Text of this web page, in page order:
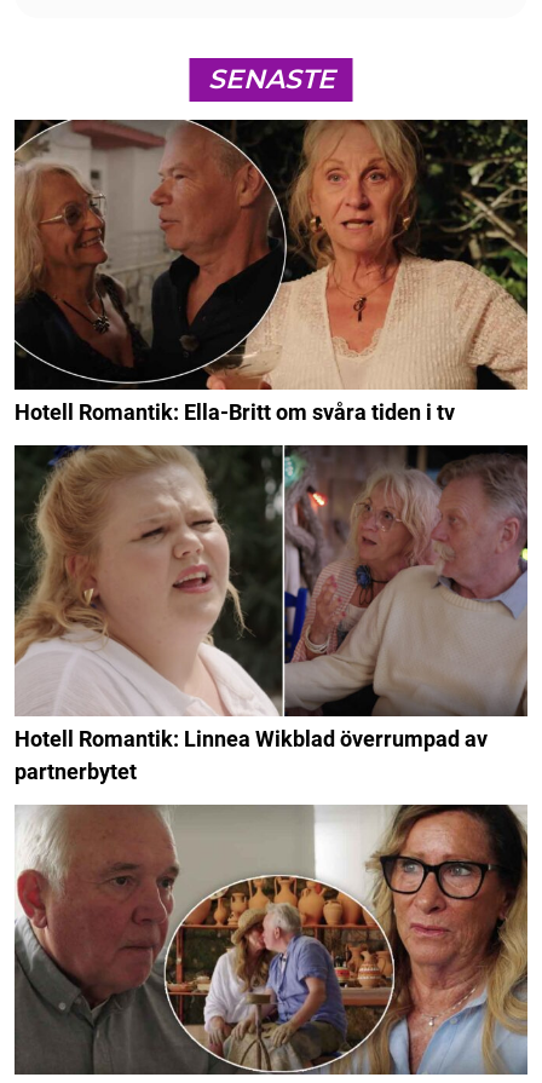
SENASTE
Hotell Romantik: Ella-Britt om svåra tiden i tv
Hotell Romantik: Linnea Wikblad överrumpad av
partnerbytet